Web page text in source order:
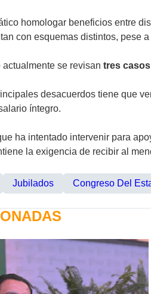
homologar beneficios entre
con esquemas distintos, pese
se revisan tres
desacuerdos tiene que
íntegro.
ha intentado intervenir para
la exigencia de recibir al
Jubilados Congreso Del